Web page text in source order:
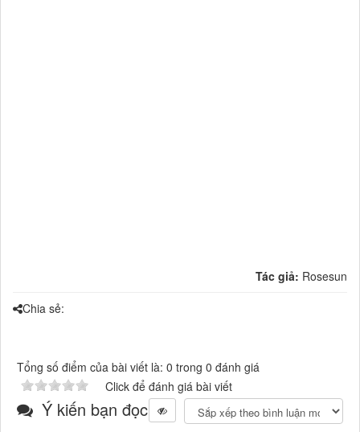
Tác giả: Rosesun
Chia sẻ:
Tổng số điểm của bài viết là: 0 trong 0 đánh giá
Click để đánh giá bài viết
Ý kiến bạn đọc